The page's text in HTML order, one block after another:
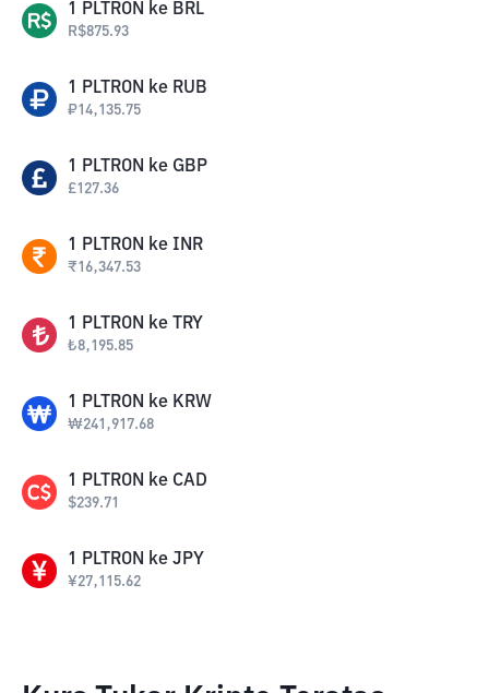
1 PLTRON ke BRL
R$875.93
1 PLTRON ke RUB
₽14,135.75
1 PLTRON ke GBP
£127.36
1 PLTRON ke INR
₹16,347.53
1 PLTRON ke TRY
₺8,195.85
1 PLTRON ke KRW
₩241,917.68
1 PLTRON ke CAD
$239.71
1 PLTRON ke JPY
¥27,115.62